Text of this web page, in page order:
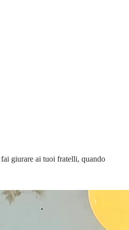
giurare ai tuoi fratelli, quando